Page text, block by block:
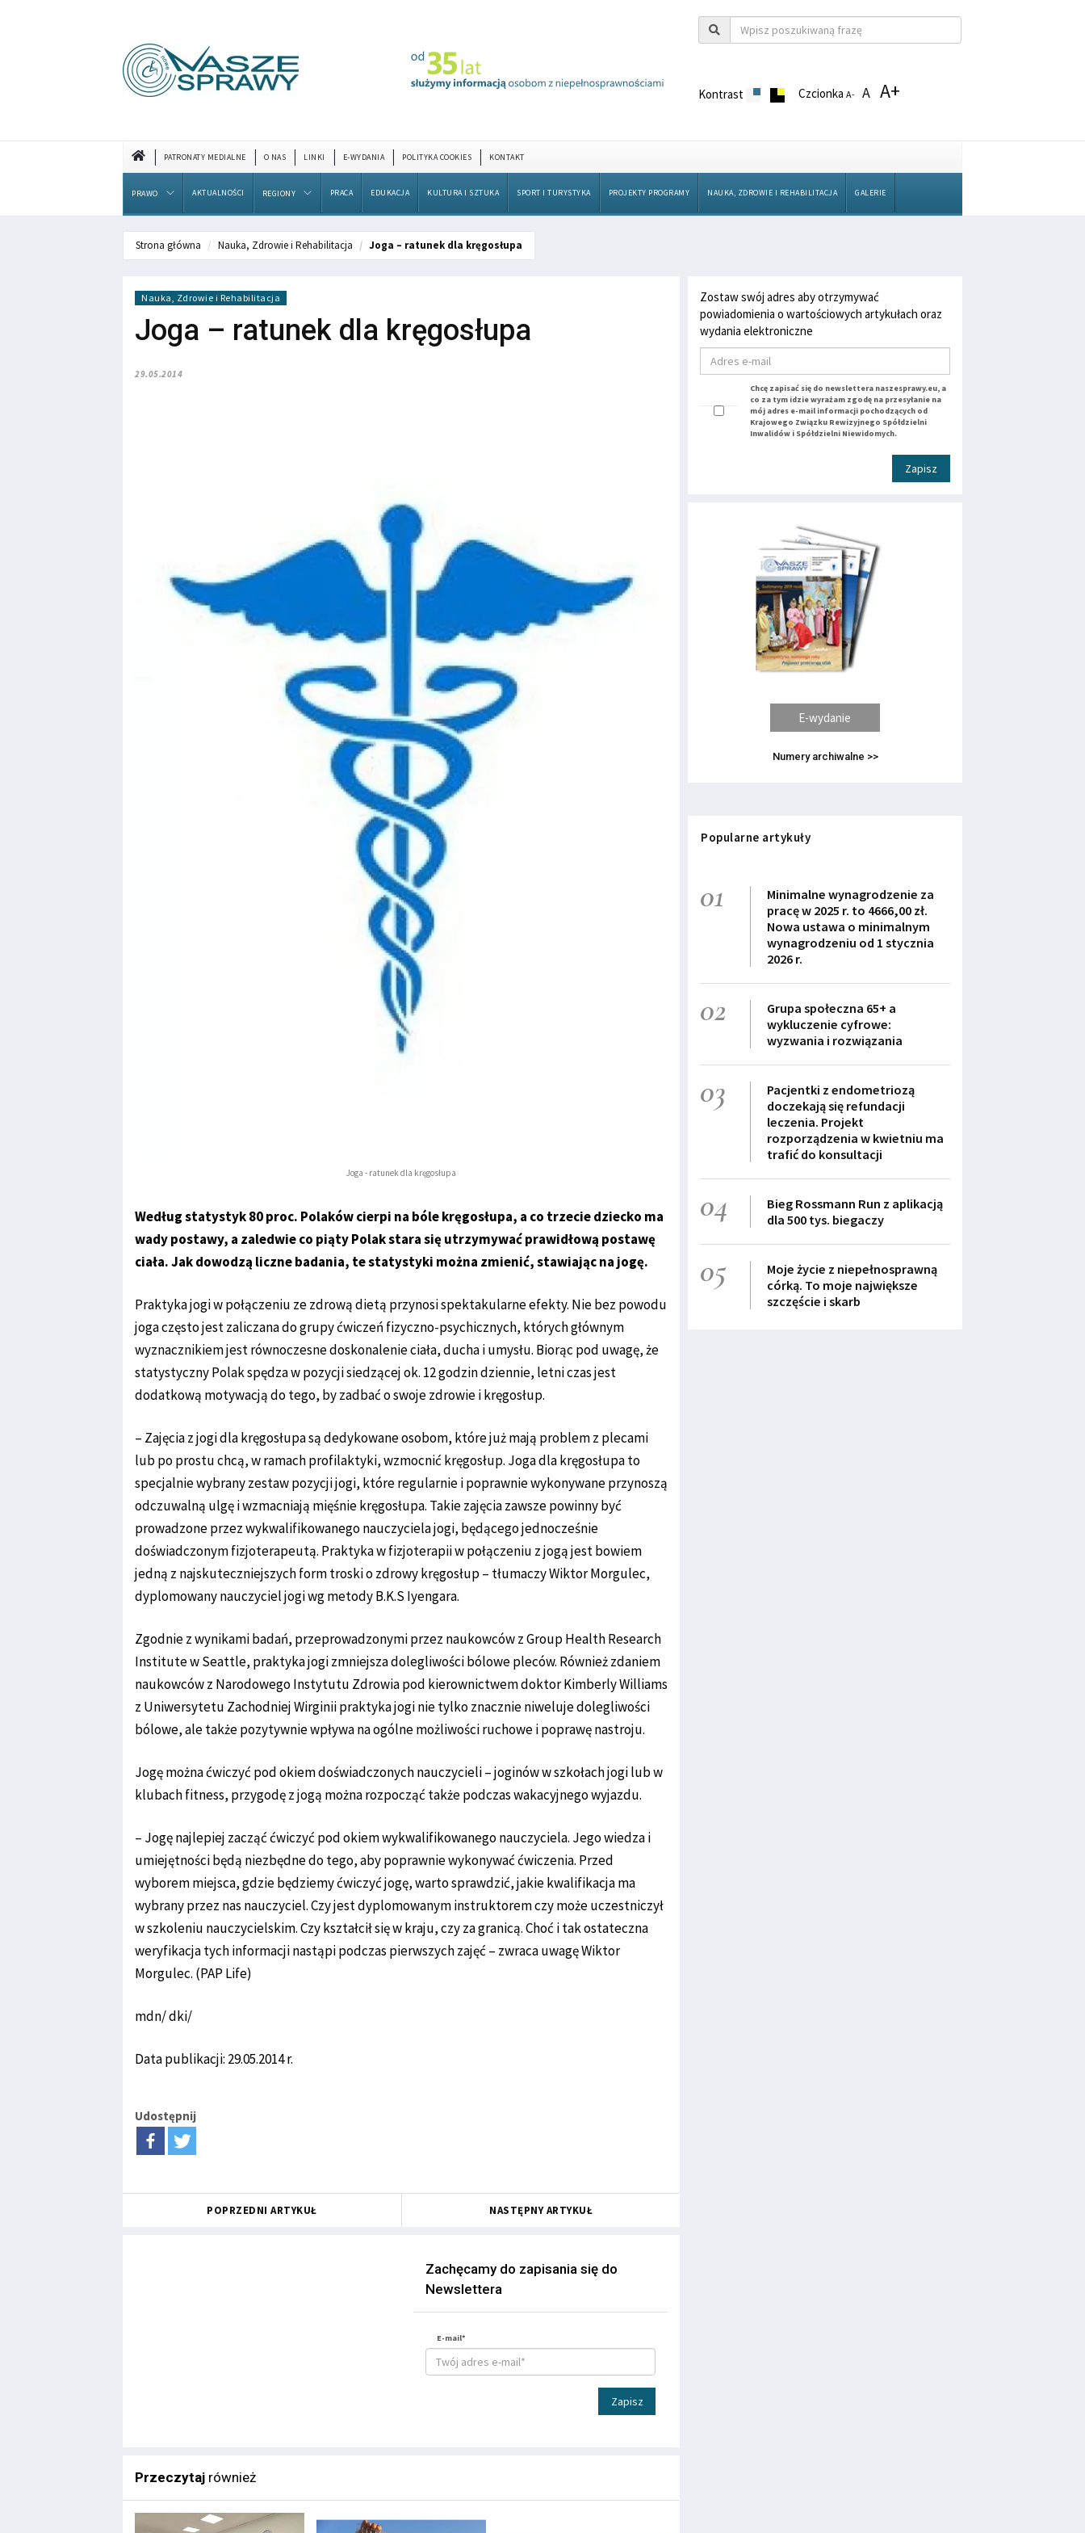
Kontrast CzcionkaA- A A+
PATRONATY MEDIALNE O NAS LINKI E-WYDANIA POLITYKA COOKIES KONTAKT
PRAWO AKTUALNOŚCI REGIONY PRACA EDUKACJA KULTURA I SZTUKA SPORT I TURYSTYKA PROJEKTY PROGRAMY NAUKA, ZDROWIE I REHABILITACJA GALERIE
Strona główna Nauka, Zdrowie i Rehabilitacja Joga – ratunek dla kręgosłupa
Nauka, Zdrowie i Rehabilitacja
Joga – ratunek dla kręgosłupa
29.05.2014
Joga - ratunek dla kręgosłupa
Według statystyk 80 proc. Polaków cierpi na bóle kręgosłupa, a co trzecie dziecko ma
wady postawy, a zaledwie co piąty Polak stara się utrzymywać prawidłową postawę
ciała. Jak dowodzą liczne badania, te statystyki można zmienić, stawiając na jogę.
Praktyka jogi w połączeniu ze zdrową dietą przynosi spektakularne efekty. Nie bez powodu
joga często jest zaliczana do grupy ćwiczeń fizyczno-psychicznych, których głównym
wyznacznikiem jest równoczesne doskonalenie ciała, ducha i umysłu. Biorąc pod uwagę, że
statystyczny Polak spędza w pozycji siedzącej ok. 12 godzin dziennie, letni czas jest
dodatkową motywacją do tego, by zadbać o swoje zdrowie i kręgosłup.
– Zajęcia z jogi dla kręgosłupa są dedykowane osobom, które już mają problem z plecami
lub po prostu chcą, w ramach profilaktyki, wzmocnić kręgosłup. Joga dla kręgosłupa to
specjalnie wybrany zestaw pozycji jogi, które regularnie i poprawnie wykonywane przynoszą
odczuwalną ulgę i wzmacniają mięśnie kręgosłupa. Takie zajęcia zawsze powinny być
prowadzone przez wykwalifikowanego nauczyciela jogi, będącego jednocześnie
doświadczonym fizjoterapeutą. Praktyka w fizjoterapii w połączeniu z jogą jest bowiem
jedną z najskuteczniejszych form troski o zdrowy kręgosłup – tłumaczy Wiktor Morgulec,
dyplomowany nauczyciel jogi wg metody B.K.S Iyengara.
Zgodnie z wynikami badań, przeprowadzonymi przez naukowców z Group Health Research
Institute w Seattle, praktyka jogi zmniejsza dolegliwości bólowe pleców. Również zdaniem
naukowców z Narodowego Instytutu Zdrowia pod kierownictwem doktor Kimberly Williams
z Uniwersytetu Zachodniej Wirginii praktyka jogi nie tylko znacznie niweluje dolegliwości
bólowe, ale także pozytywnie wpływa na ogólne możliwości ruchowe i poprawę nastroju.
Jogę można ćwiczyć pod okiem doświadczonych nauczycieli – joginów w szkołach jogi lub w
klubach fitness, przygodę z jogą można rozpocząć także podczas wakacyjnego wyjazdu.
– Jogę najlepiej zacząć ćwiczyć pod okiem wykwalifikowanego nauczyciela. Jego wiedza i
umiejętności będą niezbędne do tego, aby poprawnie wykonywać ćwiczenia. Przed
wyborem miejsca, gdzie będziemy ćwiczyć jogę, warto sprawdzić, jakie kwalifikacja ma
wybrany przez nas nauczyciel. Czy jest dyplomowanym instruktorem czy może uczestniczył
w szkoleniu nauczycielskim. Czy kształcił się w kraju, czy za granicą. Choć i tak ostateczna
weryfikacja tych informacji nastąpi podczas pierwszych zajęć – zwraca uwagę Wiktor
Morgulec. (PAP Life)
mdn/ dki/
Data publikacji: 29.05.2014 r.
Udostępnij
POPRZEDNI ARTYKUŁ NASTĘPNY ARTYKUŁ
Zachęcamy do zapisania się do
Newslettera
E-mail*
Zapisz
Przeczytaj również
Zostaw swój adres aby otrzymywać
powiadomienia o wartościowych artykułach oraz
wydania elektroniczne
Chcę zapisać się do newslettera naszesprawy.eu, a
co za tym idzie wyrażam zgodę na przesyłanie na
mój adres e-mail informacji pochodzących od
Krajowego Związku Rewizyjnego Spółdzielni
Inwalidów i Spółdzielni Niewidomych.
Zapisz
E-wydanie
Numery archiwalne >>
Popularne artykuły
01
Minimalne wynagrodzenie za
pracę w 2025 r. to 4666,00 zł.
Nowa ustawa o minimalnym
wynagrodzeniu od 1 stycznia
2026 r.
02
Grupa społeczna 65+ a
wykluczenie cyfrowe:
wyzwania i rozwiązania
03
Pacjentki z endometriozą
doczekają się refundacji
leczenia. Projekt
rozporządzenia w kwietniu ma
trafić do konsultacji
04
Bieg Rossmann Run z aplikacją
dla 500 tys. biegaczy
05
Moje życie z niepełnosprawną
córką. To moje największe
szczęście i skarb